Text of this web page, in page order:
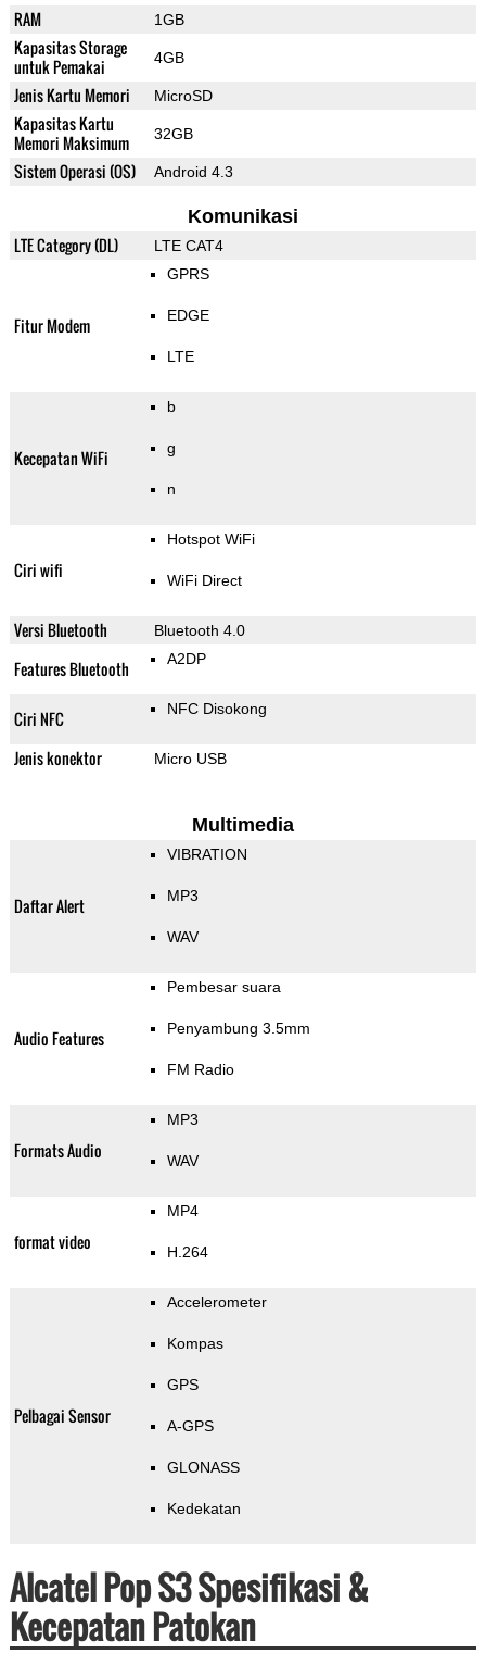
RAM 1GB
Kapasitas Storage
untuk Pemakai
4GB
Jenis Kartu Memori MicroSD
Kapasitas Kartu
Memori Maksimum
32GB
Sistem Operasi (OS) Android 4.3
Komunikasi
LTE Category (DL) LTE CAT4
Fitur Modem
GPRS
EDGE
LTE
Kecepatan WiFi
b
g
n
Ciri wifi
Hotspot WiFi
WiFi Direct
Versi Bluetooth Bluetooth 4.0
Features Bluetooth A2DP
Ciri NFC NFC Disokong
Jenis konektor Micro USB
Multimedia
Daftar Alert
VIBRATION
MP3
WAV
Audio Features
Pembesar suara
Penyambung 3.5mm
FM Radio
Formats Audio
MP3
WAV
format video
MP4
H.264
Pelbagai Sensor
Accelerometer
Kompas
GPS
A-GPS
GLONASS
Kedekatan
Alcatel Pop S3 Spesifikasi &
Kecepatan Patokan